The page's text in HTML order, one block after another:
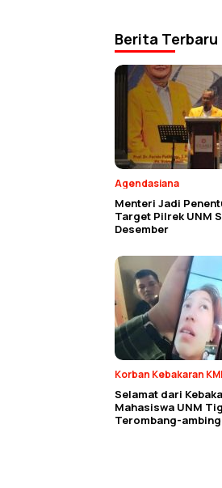
Berita Terbaru
Agendasiana
Menteri Jadi
Target Pilrek UNM
Desember
Korban Kebakaran
Selamat dari
Mahasiswa UNM
Terombang-ambing